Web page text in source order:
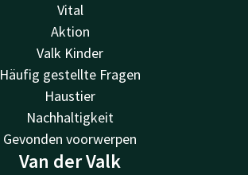
Vital
Aktion
Valk Kinder
Häufig gestellte Fragen
Haustier
Nachhaltigkeit
Gevonden voorwerpen
Van der Valk